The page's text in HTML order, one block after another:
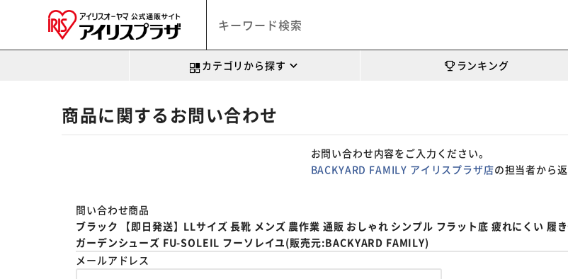
カテゴリから探す ランキング
商品に関するお問い合わせ
お問い合わせ内容をご入力ください。
BACKYARD FAMILY アイリスプラザ店の担当者から
問い合わせ商品
ブラック 【即日発送】LLサイズ 長靴 メンズ 農作業 通販 おしゃれ シンプル フラット底 疲れにくい
ガーデンシューズ FU-SOLEIL フーソレイユ(販売元:BACKYARD FAMILY)
メールアドレス